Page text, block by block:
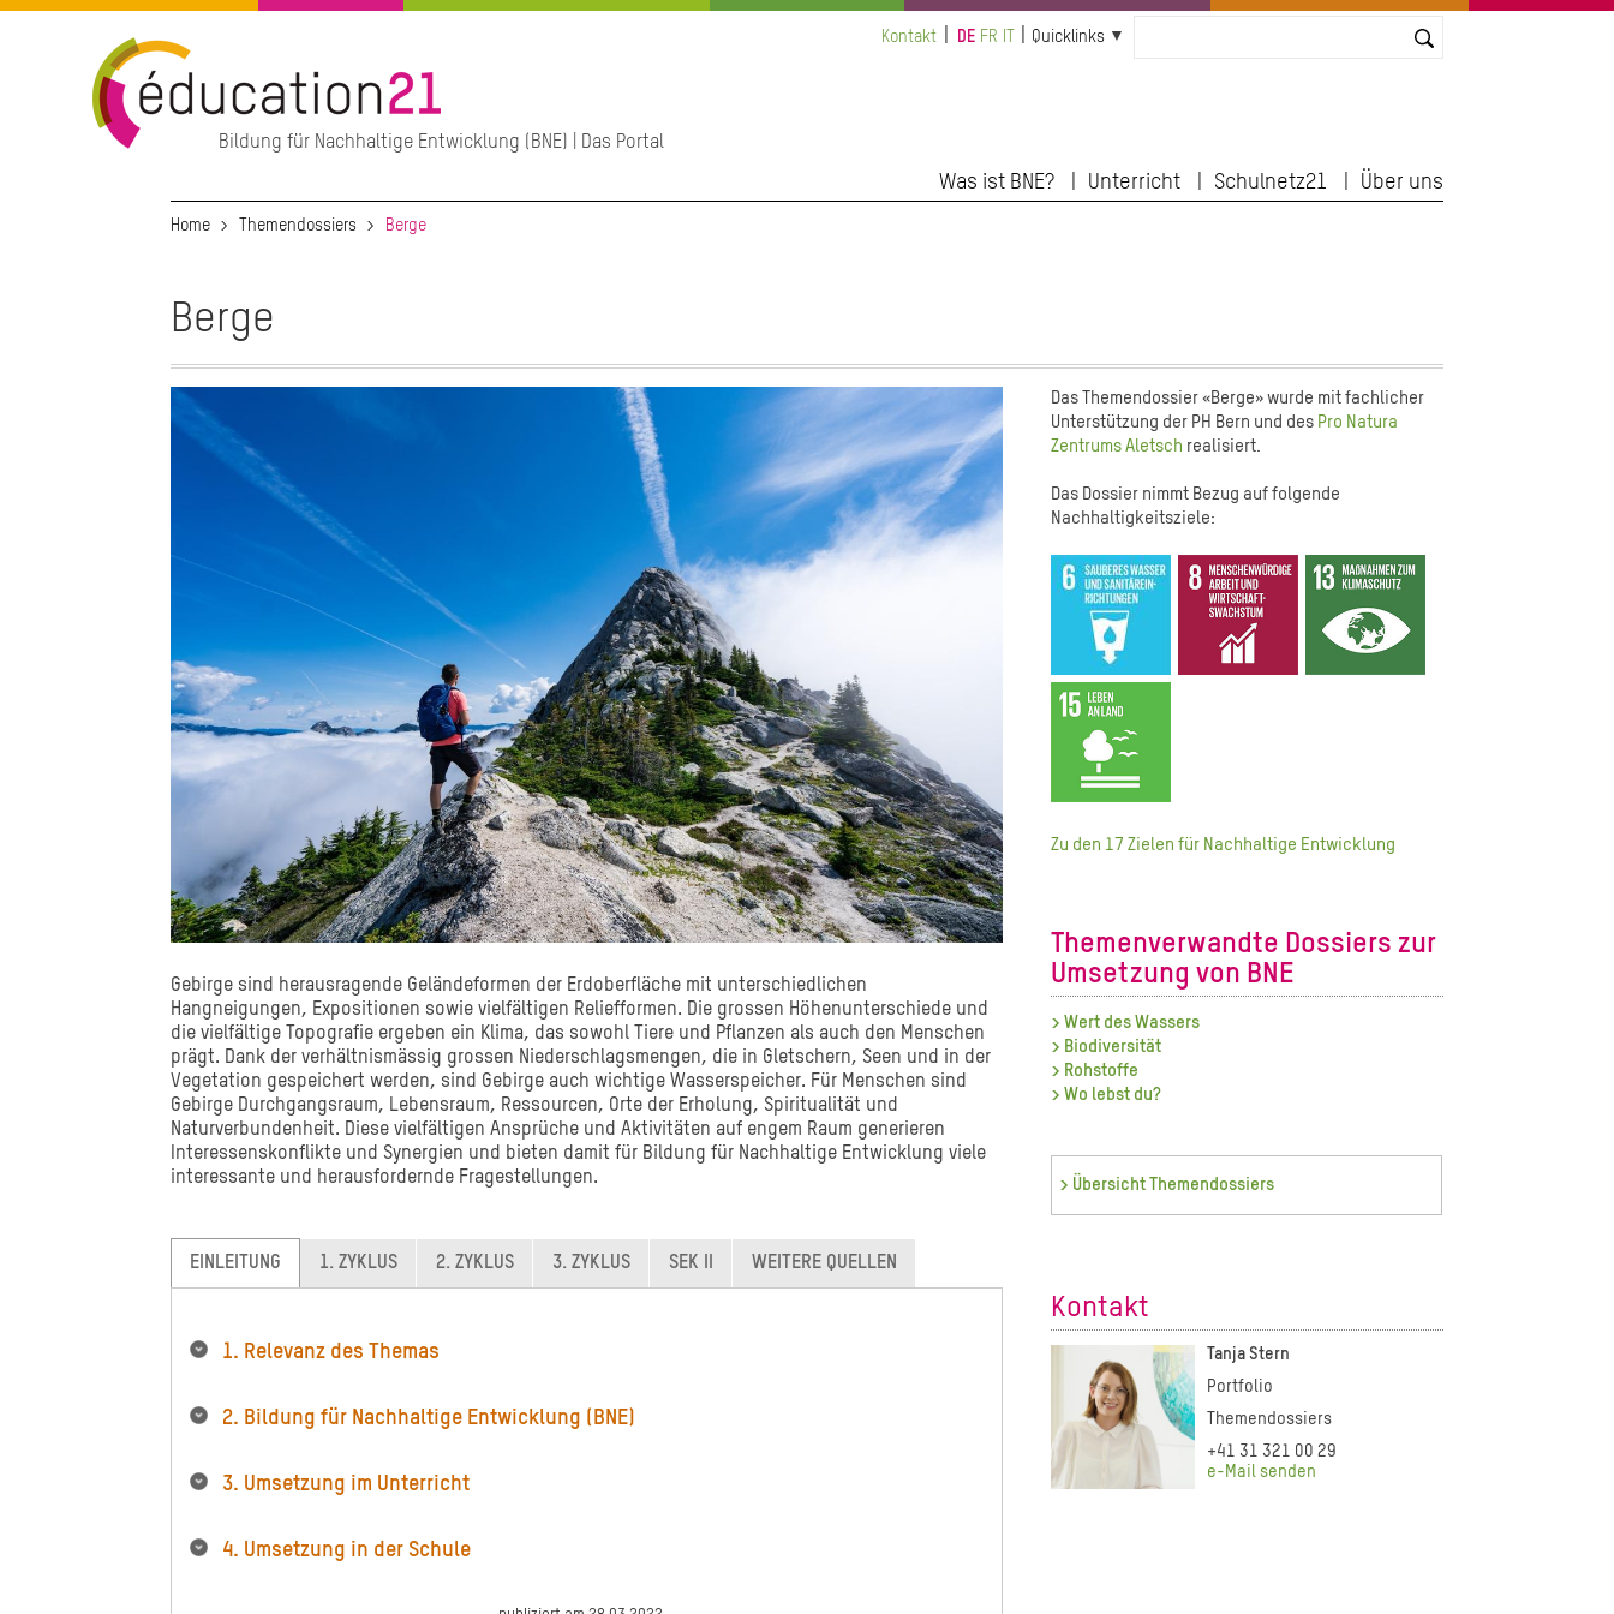
Direkt
Bildung für Nachhaltige Entwicklung (BNE) | Das Portal
Kontakt DE FR Quicklinks
Hauptnavigation
Was ist BNE? Unterricht Schulnetz21 Über uns
Home Themendossiers Berge
Berge
Gebirge sind herausragende Geländeformen der Erdoberfläche mit unterschiedlichen
Hangneigungen, Expositionen sowie vielfältigen Reliefformen. Die grossen Höhenunterschiede und
die vielfältige Topografie ergeben ein Klima, das sowohl Tiere und Pflanzen als auch den Menschen
prägt. Dank der verhältnismässig grossen Niederschlagsmengen, die in Gletschern, Seen und in der
Vegetation gespeichert werden, sind Gebirge auch wichtige Wasserspeicher. Für Menschen sind
Gebirge Durchgangsraum, Lebensraum, Ressourcen, Orte der Erholung, Spiritualität und
Naturverbundenheit. Diese vielfältigen Ansprüche und Aktivitäten auf engem Raum generieren
Interessenskonflikte und Synergien und bieten damit für Bildung für Nachhaltige Entwicklung viele
interessante und herausfordernde Fragestellungen.
EINLEITUNG 1. ZYKLUS 2. ZYKLUS 3. ZYKLUS SEK II WEITERE QUELLEN
1. Relevanz des Themas
2. Bildung für Nachhaltige Entwicklung (BNE)
3. Umsetzung im Unterricht
4. Umsetzung in der Schule
Das Themendossier «Berge» wurde mit fachlicher
Unterstützung der PH Bern und des Pro Natura
Zentrums Aletsch realisiert.
Das Dossier nimmt Bezug auf folgende
Nachhaltigkeitsziele:
Zu den 17 Zielen für Nachhaltige Entwicklung
Themenverwandte Dossiers zur
Umsetzung von BNE
>Wert des Wassers
> Biodiversität
> Rohstoffe
>Wo lebst du?
> Übersicht Themendossiers
Kontakt
Tanja Stern
Portfolio
Themendossiers
+41 31 321 00 29
e-Mail senden